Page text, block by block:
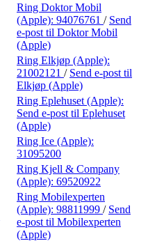
Ring Doktor Mobil
(Apple): 94076761 / Send
e-post til Doktor Mobil
(Apple)
Ring Elkjøp (Apple):
21002121 / Send e-post til
Elkjøp (Apple)
Ring Eplehuset (Apple):
Send e-post til Eplehuset
(Apple)
Ring Ice (Apple):
31095200
Ring Kjell & Company
(Apple): 69520922
Ring Mobilexperten
(Apple): 98811999 / Send
e-post til Mobilexperten
(Apple)